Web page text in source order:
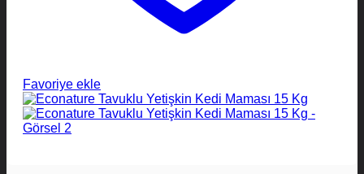
Favoriye ekle